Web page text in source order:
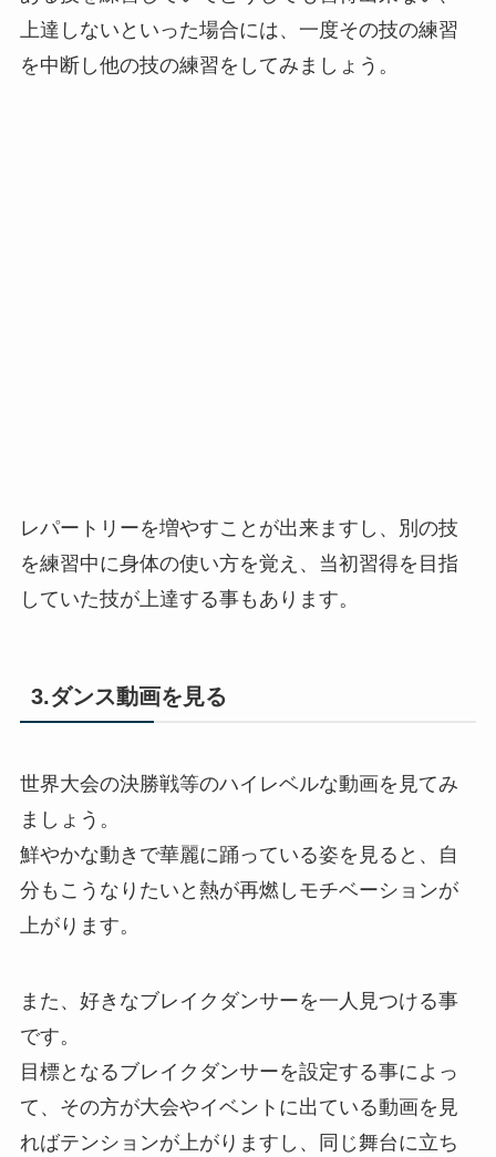
上達しないといった場合には、一度その技の練習
を中断し他の技の練習をしてみましょう。
レパートリーを増やすことが出来ますし、別の技
を練習中に身体の使い方を覚え、当初習得を目指
していた技が上達する事もあります。
3.ダンス動画を見る
世界大会の決勝戦等のハイレベルな動画を見てみ
ましょう。
鮮やかな動きで華麗に踊っている姿を見ると、自
分もこうなりたいと熱が再燃しモチベーションが
上がります。
また、好きなブレイクダンサーを一人見つける事
です。
目標となるブレイクダンサーを設定する事によっ
て、その方が大会やイベントに出ている動画を見
ればテンションが上がりますし、同じ舞台に立ち